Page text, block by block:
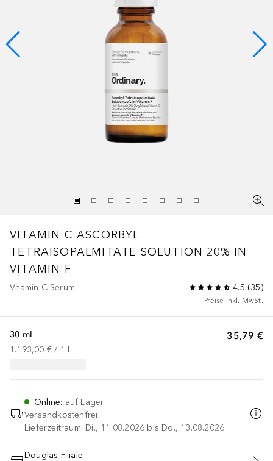
VITAMIN C ASCORBYL
TETRAISOPALMITATE SOLUTION 20% IN
VITAMIN F
Vitamin C Serum 4.5 (35)
Preise inkl. MwSt.
35,79 €
30 ml
1.193,00 € / 1
Online: auf Lager
Versandkostenfrei
Lieferzeitraum: Di., 11.08.2026 bis Do., 13.08.2026
Douglas-Filiale